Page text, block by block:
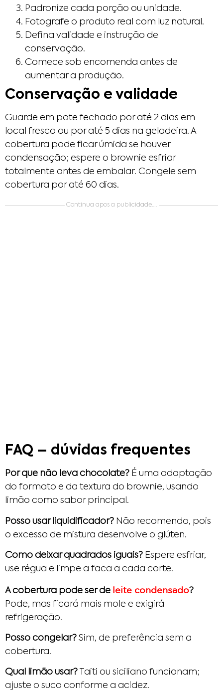
Padronize cada porção ou unidade.
Fotografe o produto real com luz natural.
Defina validade e instrução de
conservação.
Comece sob encomenda antes de
aumentar a produção.
Conservação e validade
Guarde em pote fechado por até 2 dias em
local fresco ou por até 5 dias na geladeira. A
cobertura pode ficar úmida se houver
condensação; espere o brownie esfriar
totalmente antes de embalar. Congele sem
cobertura por até 60 dias.
Continua apos a publicidade….
FAQ – dúvidas frequentes
Por que não leva chocolate? É uma adaptação
do formato e da textura do brownie, usando
limão como sabor principal.
Posso usar liquidificador? Não recomendo, pois
o excesso de mistura desenvolve o glúten.
Como deixar quadrados iguais? Espere esfriar,
use régua e limpe a faca a cada corte.
A cobertura pode ser de leite condensado?
Pode, mas ficará mais mole e exigirá
refrigeração.
Posso congelar? Sim, de preferência sem a
cobertura.
Qual limão usar? Taiti ou siciliano funcionam;
ajuste o suco conforme a acidez.